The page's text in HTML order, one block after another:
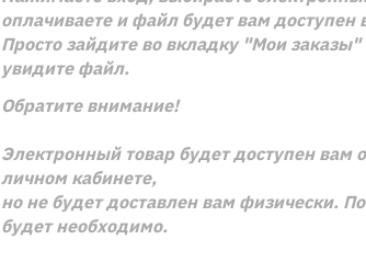
оплачиваете и файл будет вам доступен
Просто зайдите во вкладку "Мои
увидите файл.
Обратите внимание!
Электронный товар будет доступен вам
личном кабинете,
но не будет доставлен вам физически.
будет необходимо.